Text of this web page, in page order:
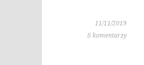
11/11/2019
8 komentarzy